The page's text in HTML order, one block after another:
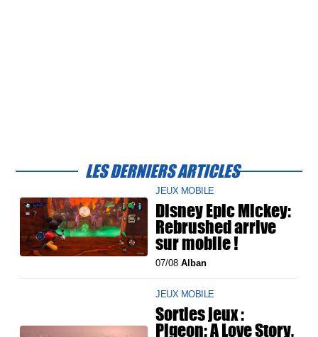
LES DERNIERS ARTICLES
JEUX MOBILE
Disney Epic Mickey:
Rebrushed arrive
sur mobile !
07/08Alban
JEUX MOBILE
Sorties jeux :
Pigeon: A Love Story,